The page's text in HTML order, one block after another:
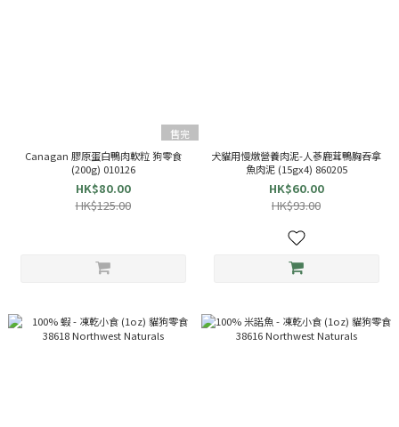
售完
Canagan 膠原蛋白鴨肉軟粒 狗零食
(200g) 010126
HK$80.00
HK$125.00
犬貓用慢燉營養肉泥-人蔘鹿茸鴨胸吞拿
魚肉泥 (15gx4) 860205
HK$60.00
HK$93.00